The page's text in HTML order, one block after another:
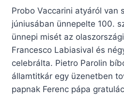
Probo Vaccarini atyáról van
júniusában ünnepelte 100.
ünnepi misét az
Francesco Labiasival és
celebrálta. Pietro Parolin
államtitkár egy üzenetben
papnak Ferenc pápa